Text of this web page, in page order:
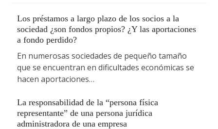
Los préstamos a largo plazo de los socios a la
sociedad ¿son fondos propios? ¿Y las aportaciones
a fondo perdido?
En numerosas sociedades de pequeño tamaño
que se encuentran en dificultades económicas se
hacen aportaciones…
La responsabilidad de la “persona física
representante” de una persona jurídica
administradora de una empresa